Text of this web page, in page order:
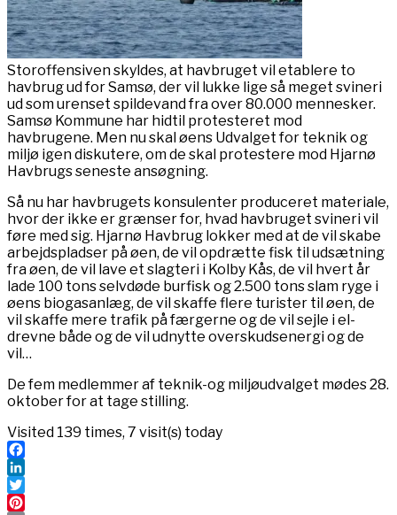
Storoffensiven skyldes, at havbruget vil etablere to
havbrug ud for Samsø, der vil lukke lige så meget svineri
ud som urenset spildevand fra over 80.000 mennesker.
Samsø Kommune har hidtil protesteret mod
havbrugene. Men nu skal øens Udvalget for teknik og
miljø igen diskutere, om de skal protestere mod Hjarnø
Havbrugs seneste ansøgning.
Så nu har havbrugets konsulenter produceret materiale,
hvor der ikke er grænser for, hvad havbruget svineri vil
føre med sig. Hjarnø Havbrug lokker med at de vil skabe
arbejdspladser på øen, de vil opdrætte fisk til udsætning
fra øen, de vil lave et slagteri i Kolby Kås, de vil hvert år
lade 100 tons selvdøde burfisk og 2.500 tons slam ryge i
øens biogasanlæg, de vil skaffe flere turister til øen, de
vil skaffe mere trafik på færgerne og de vil sejle i el-
drevne både og de vil udnytte overskudsenergi og de
vil…
De fem medlemmer af teknik-og miljøudvalget mødes 28.
oktober for at tage stilling.
Visited 139 times, 7 visit(s) today
Facebook
LinkedIn
Twitter